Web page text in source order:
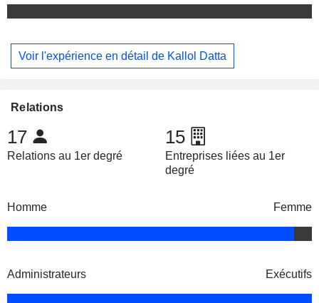
Voir l'expérience en détail de Kallol Datta
Relations
17
Relations au 1er degré
15
Entreprises liées au 1er
degré
Homme Femme
Administrateurs Exécutifs